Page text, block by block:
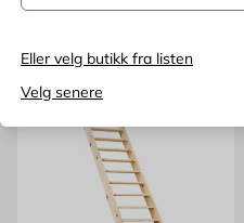
Eller velg butikk fra listen
Velg senere